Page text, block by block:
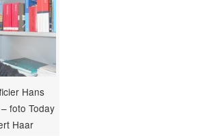
Hans
foto Today
Haar